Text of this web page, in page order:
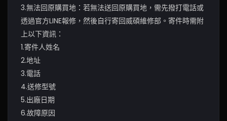
3.無法回原購買地：若無法送回原購買地，需先撥打電話或
透過官方LINE報修，然後自行寄回威碩維修部。寄件時需附
上以下資訊：
1.寄件人姓名
2.地址
3.電話
4.送修型號
5.出廠日期
6.故障原因